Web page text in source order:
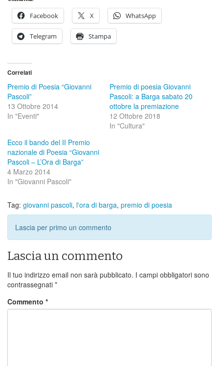
Facebook X WhatsApp
Telegram Stampa
Correlati
Premio di Poesia “Giovanni
Pascoli”
13 Ottobre 2014
In "Eventi"
Premio di poesia Giovanni
Pascoli: a Barga sabato 20
ottobre la premiazione
12 Ottobre 2018
In "Cultura"
Ecco il bando del II Premio
nazionale di Poesia “Giovanni
Pascoli – L’Ora di Barga”
4 Marzo 2014
In "Giovanni Pascoli"
Tag: giovanni pascoli, l'ora di barga, premio di poesia
Lascia per primo un commento
Lascia un commento
Il tuo indirizzo email non sarà pubblicato. I campi obbligatori sono
contrassegnati *
Commento *